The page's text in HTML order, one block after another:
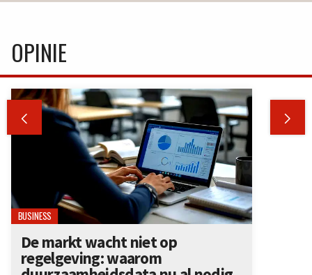
OPINIE
 
BUSINESS
De markt wacht niet op
regelgeving: waarom